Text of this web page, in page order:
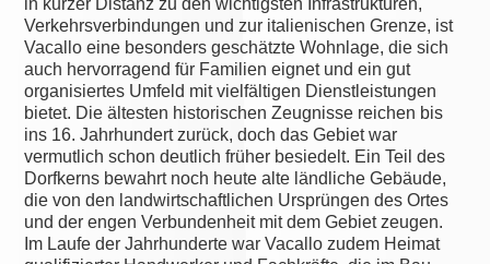
in kurzer Distanz zu den wichtigsten Infrastrukturen,
Verkehrsverbindungen und zur italienischen Grenze, ist
Vacallo eine besonders geschätzte Wohnlage, die sich
auch hervorragend für Familien eignet und ein gut
organisiertes Umfeld mit vielfältigen Dienstleistungen
bietet. Die ältesten historischen Zeugnisse reichen bis
ins 16. Jahrhundert zurück, doch das Gebiet war
vermutlich schon deutlich früher besiedelt. Ein Teil des
Dorfkerns bewahrt noch heute alte ländliche Gebäude,
die von den landwirtschaftlichen Ursprüngen des Ortes
und der engen Verbundenheit mit dem Gebiet zeugen.
Im Laufe der Jahrhunderte war Vacallo zudem Heimat